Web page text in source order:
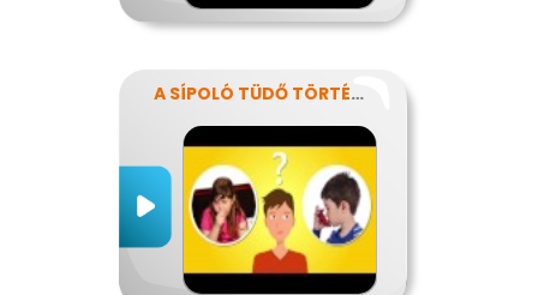
A SÍPOLÓ TÜDŐ TÖRTÉNETE